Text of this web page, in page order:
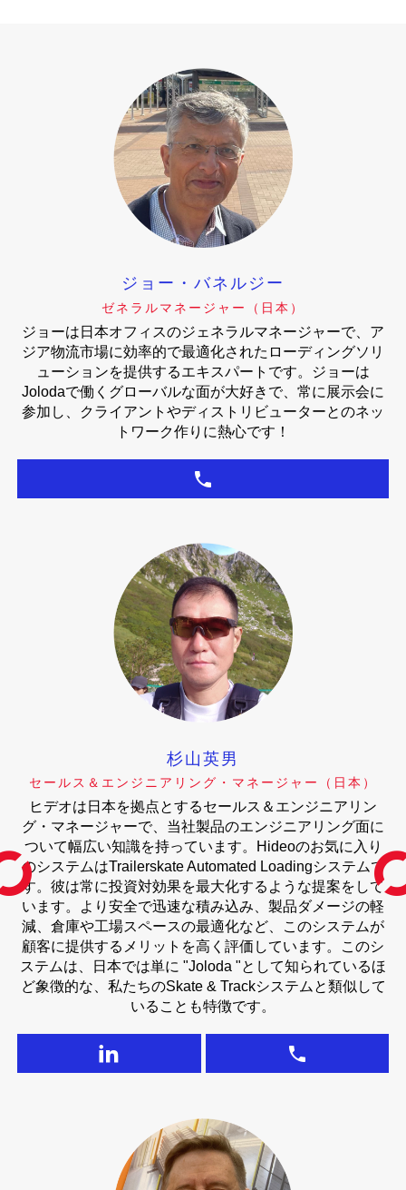
ジョー・バネルジー
ゼネラルマネージャー（日本）
ジョーは日本オフィスのジェネラルマネージャーで、ア
ジア物流市場に効率的で最適化されたローディングソリ
ューションを提供するエキスパートです。ジョーは
Jolodaで働くグローバルな面が大好きで、常に展示会に
参加し、クライアントやディストリビューターとのネッ
トワーク作りに熱心です！
杉山英男
セールス＆エンジニアリング・マネージャー（日本）
ヒデオは日本を拠点とするセールス＆エンジニアリン
グ・マネージャーで、当社製品のエンジニアリング面に
ついて幅広い知識を持っています。Hideoのお気に入り
のシステムはTrailerskate Automated Loadingシステムで
す。彼は常に投資対効果を最大化するような提案をして
います。より安全で迅速な積み込み、製品ダメージの軽
減、倉庫や工場スペースの最適化など、このシステムが
顧客に提供するメリットを高く評価しています。このシ
ステムは、日本では単に "Joloda "として知られているほ
ど象徴的な、私たちのSkate & Trackシステムと類似して
いることも特徴です。